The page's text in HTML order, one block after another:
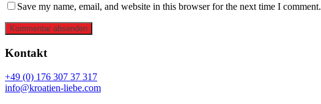
Save my name, email, and website in this browser for the next time I comment.
Kommentar absenden
Kontakt
+49 (0) 176 307 37 317
info@kroatien-liebe.com